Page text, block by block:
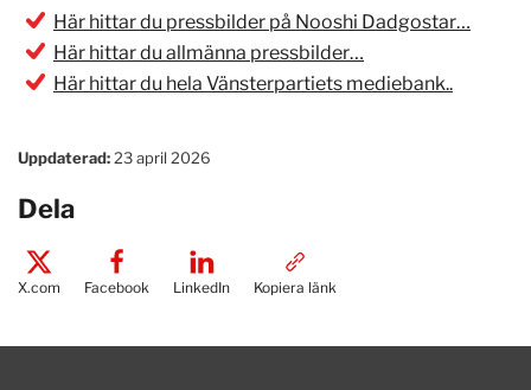
Här hittar du pressbilder på Nooshi Dadgostar…
Här hittar du allmänna pressbilder…
Här hittar du hela Vänsterpartiets mediebank..
Uppdaterad: 23 april 2026
Dela
X.com Facebook LinkedIn Kopiera länk